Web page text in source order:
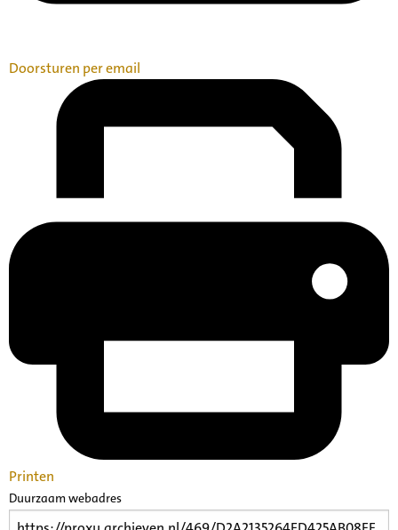
Doorsturen per email
Printen
Duurzaam webadres